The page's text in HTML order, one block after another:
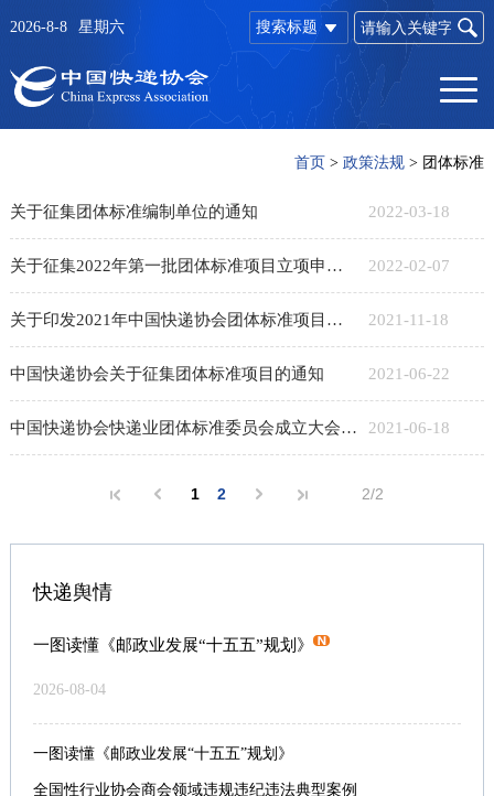
搜索标题
2026-8-8 星期六
首页 >政策法规 > 团体标准
关于征集团体标准编制单位的通知 2022-03-18
关于征集2022年第一批团体标准项目立项申报的通知 2022-02-07
关于印发2021年中国快递协会团体标准项目计划的通知 2021-11-18
中国快递协会关于征集团体标准项目的通知 2021-06-22
中国快递协会快递业团体标准委员会成立大会在京举行 2021-06-18
1 2 2/2
快递舆情
一图读懂《邮政业发展“十五五”规划》
2026-08-04
一图读懂《邮政业发展“十五五”规划》
全国性行业协会商会领域违规违纪违法典型案例